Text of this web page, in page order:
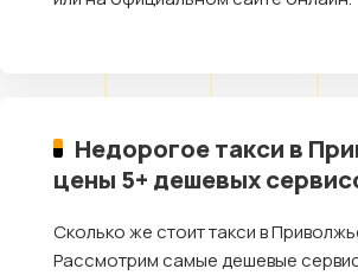
Недорогое такси в
цены 5+ дешевых
Сколько же стоит такси в
Рассмотрим самые дешевые